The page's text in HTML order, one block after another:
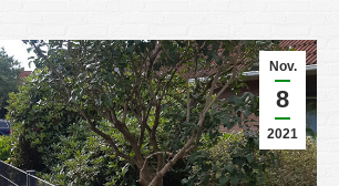
Nov.
8
2021